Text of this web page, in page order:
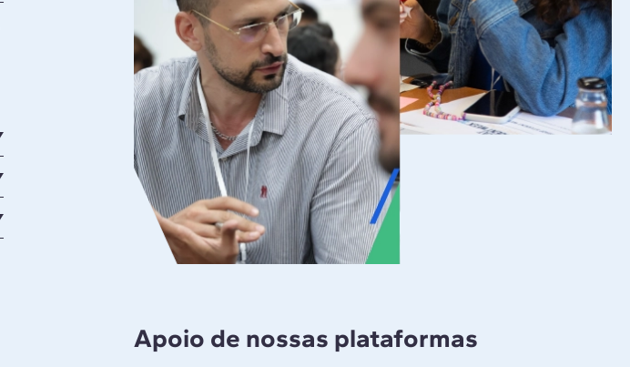
Apoio de nossas plataformas